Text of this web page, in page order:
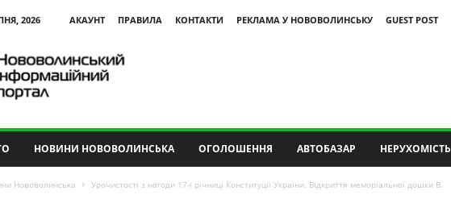
2026 АКАУНТ ПРАВИЛА КОНТАКТИ РЕКЛАМА У НОВОВОЛИНСЬКУ
GUEST POST
НОВИНИ НОВОВОЛИНСЬКА ОГОЛОШЕННЯ АВТОБАЗАР НЕРУХОМІСТЬ
Нововолинська
Урочистості з нагоди 17-ї річниці Конституції України. Відкриття меморіальної дошки В.